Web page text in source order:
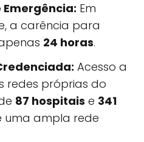
Em
a carência para
24 horas.
Acesso a
redes próprias do
87 hospitais e 341
uma ampla rede